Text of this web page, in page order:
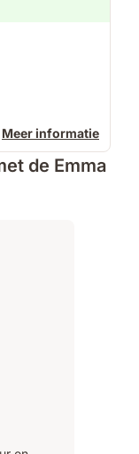
Meer informatie
de Emma